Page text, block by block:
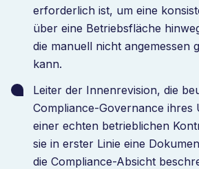
erforderlich ist, um eine
über eine Betriebsfläche
die manuell nicht angemessen
kann.
Leiter der Innenrevision, die
Compliance-Governance ihres
einer echten betrieblichen
sie in erster Linie eine
die Compliance-Absicht